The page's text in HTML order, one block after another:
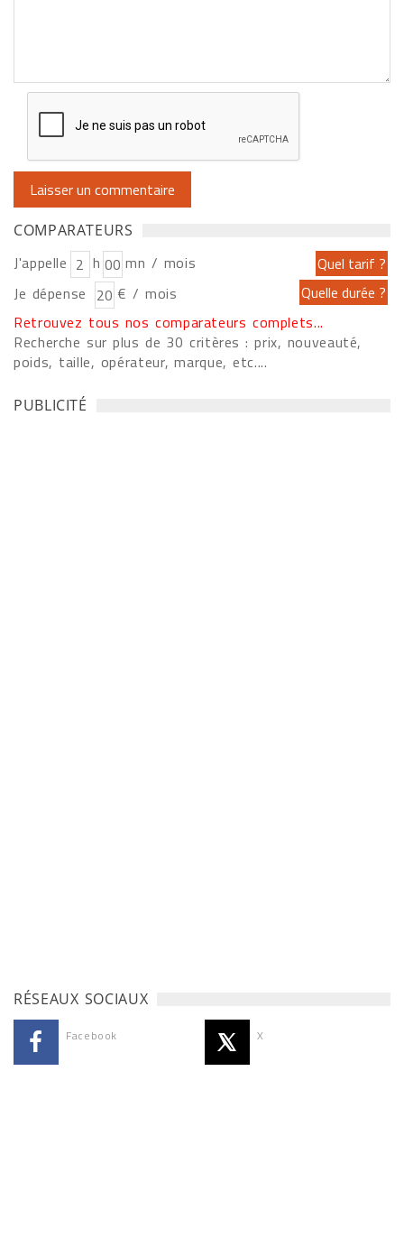
COMPARATEURS
J'appelle h
mn / mois
Je dépense
€ / mois
Retrouvez tous nos comparateurs complets...
Recherche sur plus de 30 critères : prix, nouveauté,
poids, taille, opérateur, marque, etc....
PUBLICITÉ
RÉSEAUX SOCIAUX
Facebook X